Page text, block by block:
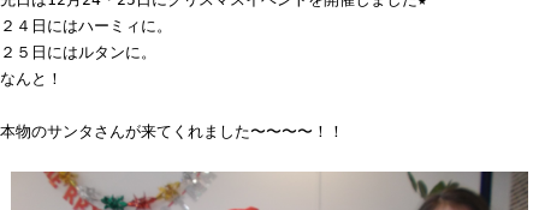
２４日にはハーミィに。
２５日にはルタンに。
なんと！
本物のサンタさんが来てくれました〜〜〜〜！！